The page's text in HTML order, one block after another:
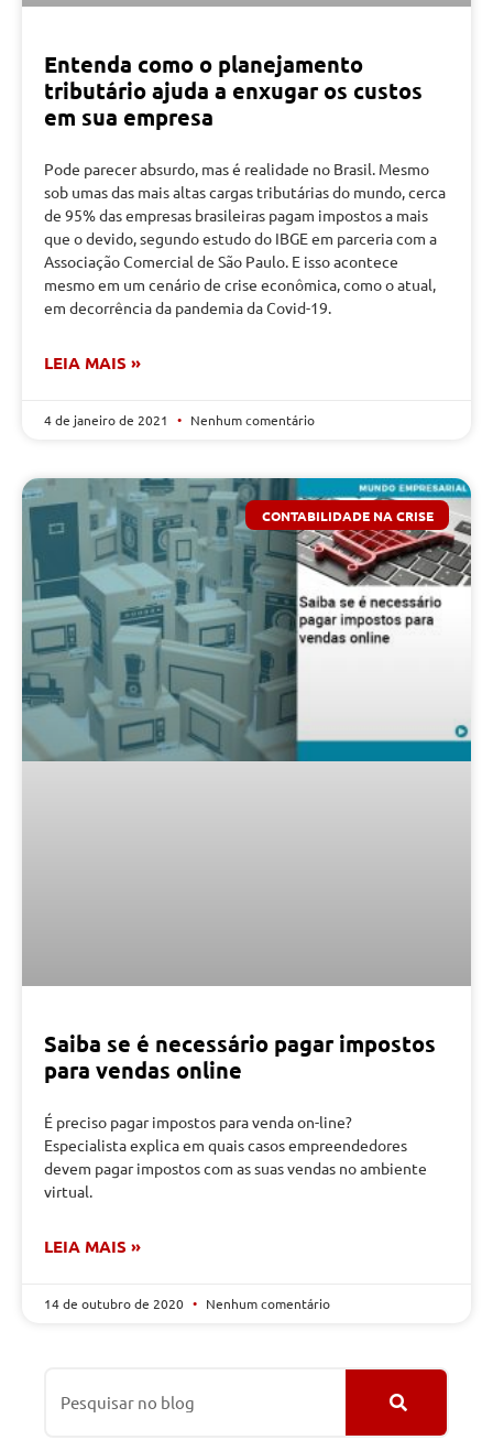
Entenda como o planejamento
tributário ajuda a enxugar os custos
em sua empresa
Pode parecer absurdo, mas é realidade no Brasil. Mesmo
sob umas das mais altas cargas tributárias do mundo, cerca
de 95% das empresas brasileiras pagam impostos a mais
que o devido, segundo estudo do IBGE em parceria com a
Associação Comercial de São Paulo. E isso acontece
mesmo em um cenário de crise econômica, como o atual,
em decorrência da pandemia da Covid-19.
LEIA MAIS »
4 de janeiro de 2021 Nenhum comentário
CONTABILIDADE NA CRISE
Saiba se é necessário pagar impostos
para vendas online
É preciso pagar impostos para venda on-line?
Especialista explica em quais casos empreendedores
devem pagar impostos com as suas vendas no ambiente
virtual.
LEIA MAIS »
14 de outubro de 2020 Nenhum comentário